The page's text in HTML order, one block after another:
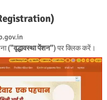
("वृद्धावस्था पेंशन") पर क्लिक करें।